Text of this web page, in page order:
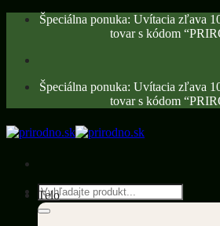
Skip
Špeciálna ponuka: Uvítacia zľava
tovar s kódom
Špeciálna ponuka: Uvítacia zľava
tovar s kódom
Hľadať:
Telo